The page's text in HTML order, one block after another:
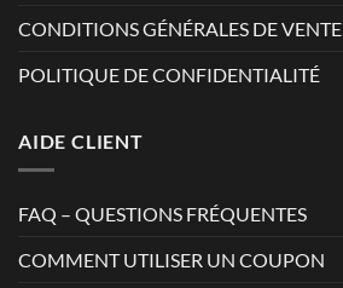
CONDITIONS GÉNÉRALES DE VENTE
POLITIQUE DE CONFIDENTIALITÉ
AIDE CLIENT
FAQ – QUESTIONS FRÉQUENTES
COMMENT UTILISER UN COUPON